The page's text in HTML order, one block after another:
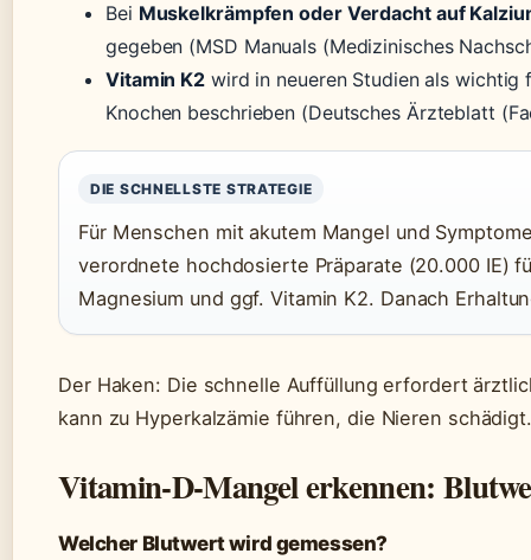
Bei Muskelkrämpfen oder Verdacht auf
gegeben (MSD Manuals (Medizinisches
Vitamin K2 wird in neueren Studien als wichtig
Knochen beschrieben (Deutsches Ärzteblatt
DIE SCHNELLSTE STRATEGIE
Für Menschen mit akutem Mangel und
verordnete hochdosierte Präparate (20.000 IE)
Magnesium und ggf. Vitamin K2. Danach
Der Haken: Die schnelle Auffüllung erfordert
kann zu Hyperkalzämie führen, die Nieren schädigt.
Vitamin-D-Mangel erkennen:
Welcher Blutwert wird gemessen?